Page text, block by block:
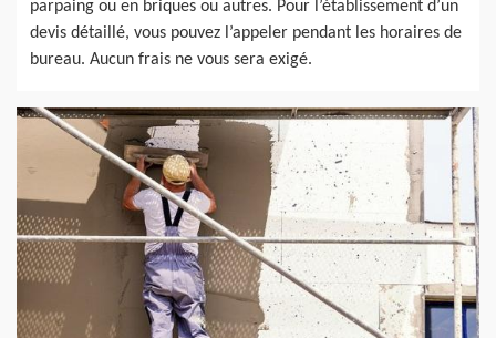
parpaing ou en briques ou autres. Pour l’établissement d’un
devis détaillé, vous pouvez l’appeler pendant les horaires de
bureau. Aucun frais ne vous sera exigé.